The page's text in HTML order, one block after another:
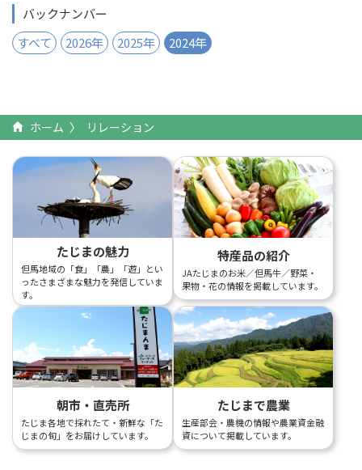
バックナンバー
すべて
2026年 2025年 2024年
ホーム リレーション
たじまの魅力
但馬地域の「食」「農」「遊」とい
ったさまざまな魅力を発信していま
す。
特産品の紹介
JAたじまのお米／但馬牛／野菜・
果物・花の情報を掲載しています。
朝市・直売所
たじま各地で採れたて・新鮮な「た
じまの旬」をお届けしています。
たじまで農業
生産部会・農機の情報や農業資金融
資について掲載しています。